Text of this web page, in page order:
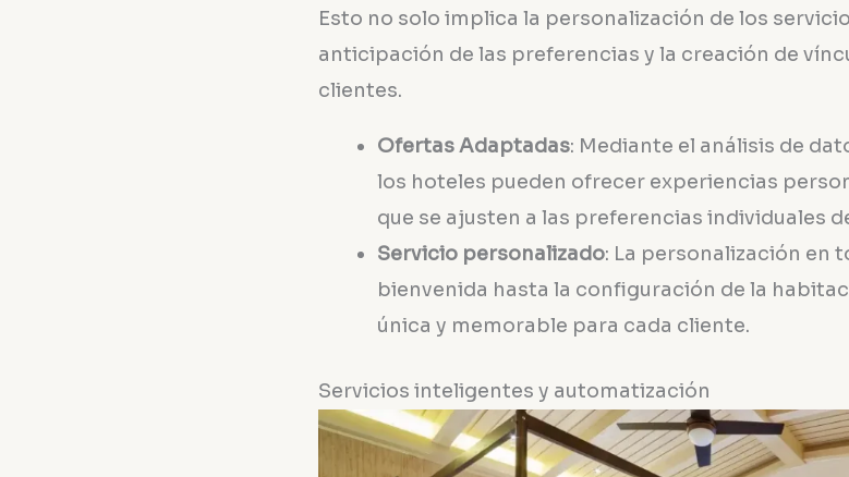
Esto no solo implica la personalización de los
anticipación de las preferencias y la creación de
clientes.
Ofertas Adaptadas: Mediante el análisis de
los hoteles pueden ofrecer experiencias
que se ajusten a las preferencias individuales
Servicio personalizado: La personalización en
bienvenida hasta la configuración de la
única y memorable para cada cliente.
Servicios inteligentes y automatización